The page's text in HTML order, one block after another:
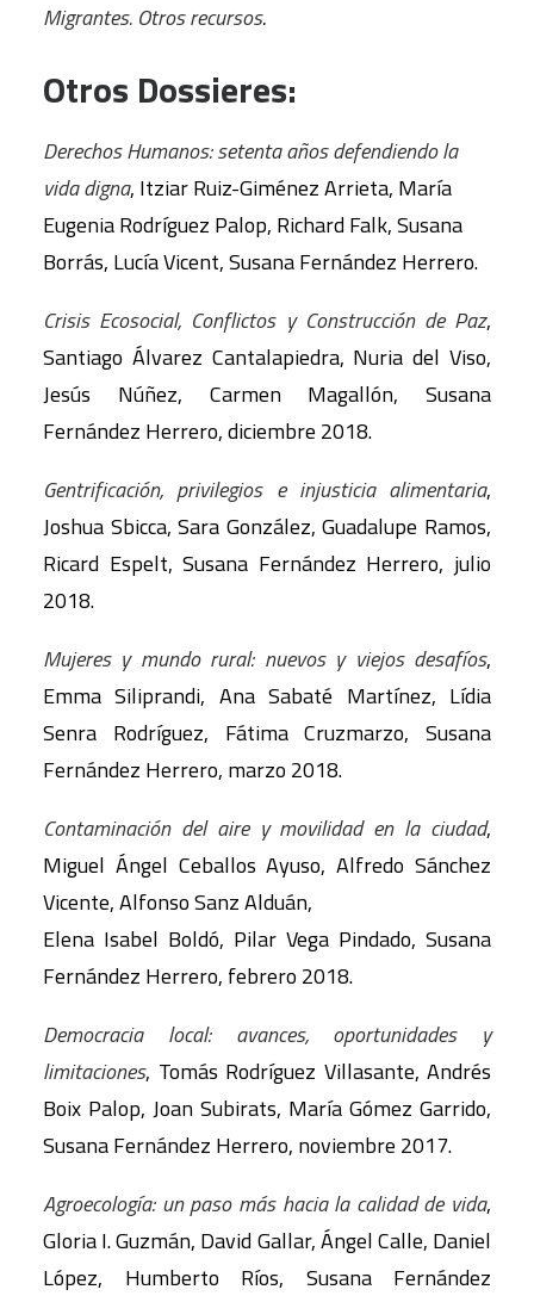
Migrantes. Otros recursos.
Otros Dossieres:
Derechos Humanos: setenta años defendiendo la
vida digna, Itziar Ruiz-Giménez Arrieta, María
Eugenia Rodríguez Palop, Richard Falk, Susana
Borrás, Lucía Vicent, Susana Fernández Herrero.
Crisis Ecosocial, Conflictos y Construcción de Paz,
Santiago Álvarez Cantalapiedra, Nuria del Viso,
Jesús Núñez, Carmen Magallón, Susana
Fernández Herrero, diciembre 2018.
Gentrificación, privilegios e injusticia alimentaria,
Joshua Sbicca, Sara González, Guadalupe Ramos,
Ricard Espelt, Susana Fernández Herrero, julio
2018.
Mujeres y mundo rural: nuevos y viejos desafíos,
Emma Siliprandi, Ana Sabaté Martínez, Lídia
Senra Rodríguez, Fátima Cruzmarzo, Susana
Fernández Herrero, marzo 2018.
Contaminación del aire y movilidad en la ciudad,
Miguel Ángel Ceballos Ayuso, Alfredo Sánchez
Vicente, Alfonso Sanz Alduán,
Elena Isabel Boldó, Pilar Vega Pindado, Susana
Fernández Herrero, febrero 2018.
Democracia local: avances, oportunidades y
limitaciones, Tomás Rodríguez Villasante, Andrés
Boix Palop, Joan Subirats, María Gómez Garrido,
Susana Fernández Herrero, noviembre 2017.
Agroecología: un paso más hacia la calidad de vida,
Gloria I. Guzmán, David Gallar, Ángel Calle, Daniel
López, Humberto Ríos, Susana Fernández